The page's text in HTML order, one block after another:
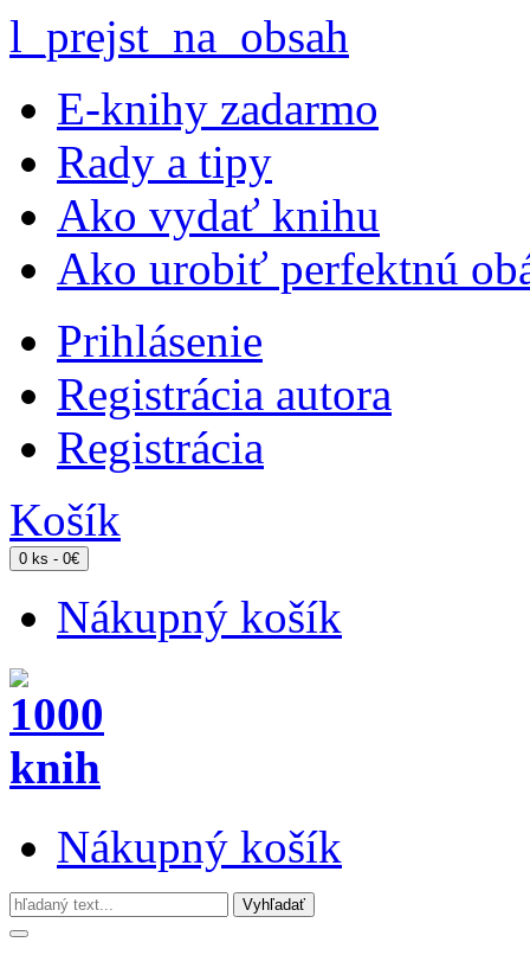
l_prejst_na_obsah
E-knihy zadarmo
Rady a tipy
Ako vydať knihu
Ako urobiť perfektnú
Prihlásenie
Registrácia autora
Registrácia
Košík
0 ks - 0€
Nákupný košík
Nákupný košík